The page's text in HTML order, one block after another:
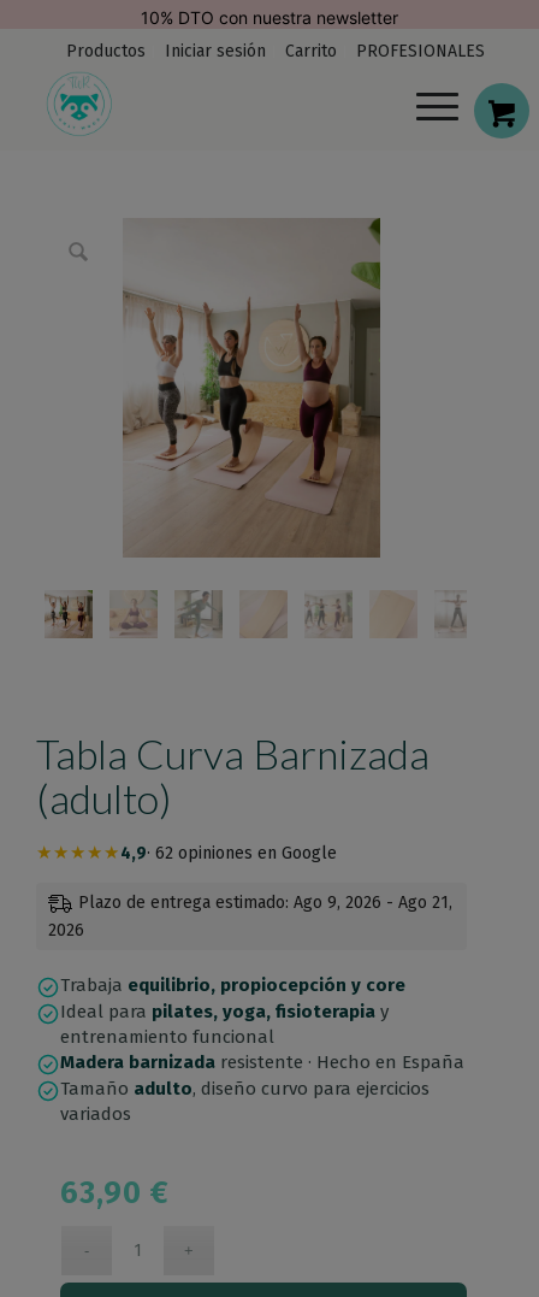
10% DTO con nuestra newsletter
Productos
Iniciar sesión Carrito PROFESIONALES
Tabla Curva Barnizada
(adulto)
★★★★★4,9· 62 opiniones en Google
Plazo de entrega estimado: Ago 9, 2026 - Ago 21,
2026
Trabaja equilibrio, propiocepción y core
Ideal para pilates, yoga, fisioterapia y
entrenamiento funcional
Madera barnizada resistente · Hecho en España
Tamaño adulto, diseño curvo para ejercicios
variados
63,90€
modal-check